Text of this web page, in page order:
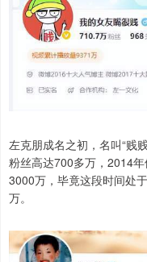
左克朋成名之初，名叫“贱
粉丝高达700多万，2014
3000万，毕竟这段时间处
万。